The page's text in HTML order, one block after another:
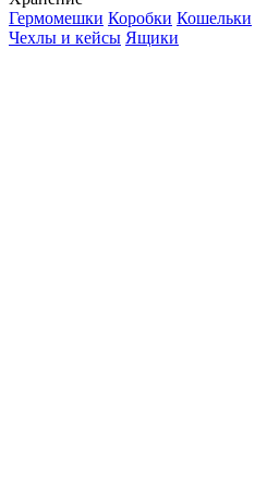
Гермомешки Коробки Кошельки
Чехлы и кейсы Ящики